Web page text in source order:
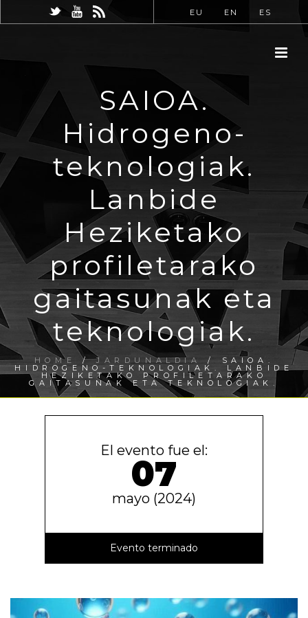
EU EN ES
SAIOA.
Hidrogeno-
teknologiak.
Lanbide
Heziketako
profiletarako
gaitasunak eta
teknologiak.
HOME /JARDUNALDIA / SAIOA.
HIDROGENO-TEKNOLOGIAK. LANBIDE
HEZIKETAKO PROFILETARAKO
GAITASUNAK ETA TEKNOLOGIAK.
El evento fue el:
07
mayo (2024)
Evento terminado